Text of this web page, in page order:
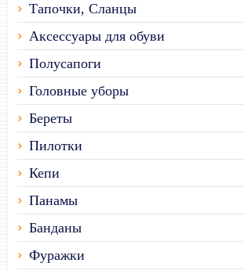
Тапочки, Сланцы
Аксессуары для обуви
Полусапоги
Головные уборы
Береты
Пилотки
Кепи
Панамы
Банданы
Фуражки